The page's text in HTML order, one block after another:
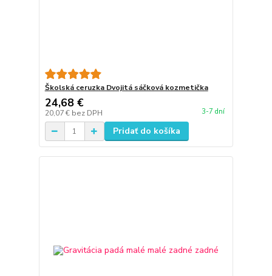
Školská ceruzka Dvojitá sáčková kozmetička
24,68 €
20,07 € bez DPH 3-7 dní
Pridať do košíka